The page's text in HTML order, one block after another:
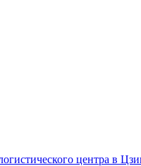
центра в